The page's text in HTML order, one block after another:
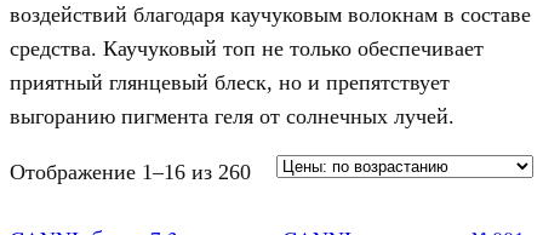
воздействий благодаря каучуковым волокнам в составе
средства. Каучуковый топ не только обеспечивает
приятный глянцевый блеск, но и препятствует
выгоранию пигмента геля от солнечных лучей.
Отображение 1–16 из 260